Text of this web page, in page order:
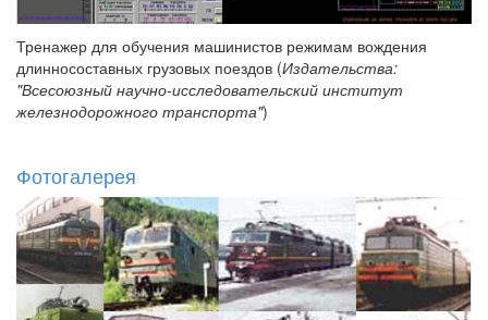
Тренажер для обучения машинистов режимам вождения
длинносоставных грузовых поездов (Издательства:
"Всесоюзный научно-исследовательский институт
железнодорожного транспорта")
Фотогалерея